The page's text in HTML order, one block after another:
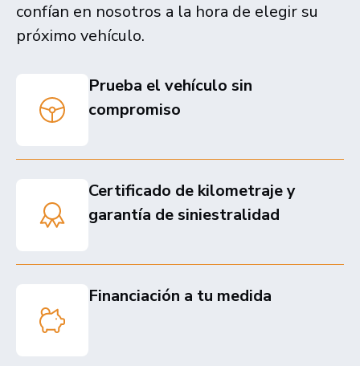
confían en nosotros a la hora de elegir su
próximo vehículo.
Prueba el vehículo sin
compromiso
Certificado de kilometraje y
garantía de siniestralidad
Financiación a tu medida